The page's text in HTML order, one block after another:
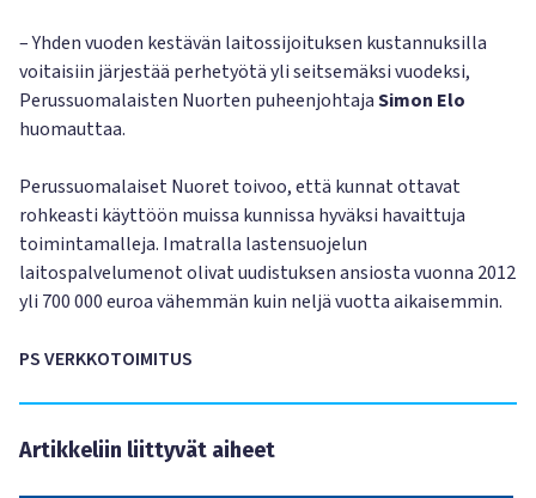
– Yhden vuoden kestävän laitossijoituksen kustannuksilla
voitaisiin järjestää perhetyötä yli seitsemäksi vuodeksi,
Perussuomalaisten Nuorten puheenjohtajaSimon Elo
huomauttaa.
Perussuomalaiset Nuoret toivoo, että kunnat ottavat
rohkeasti käyttöön muissa kunnissa hyväksi havaittuja
toimintamalleja. Imatralla lastensuojelun
laitospalvelumenot olivat uudistuksen ansiosta vuonna 2012
yli 700 000 euroa vähemmän kuin neljä vuotta aikaisemmin.
PS VERKKOTOIMITUS
Artikkeliin liittyvät aiheet